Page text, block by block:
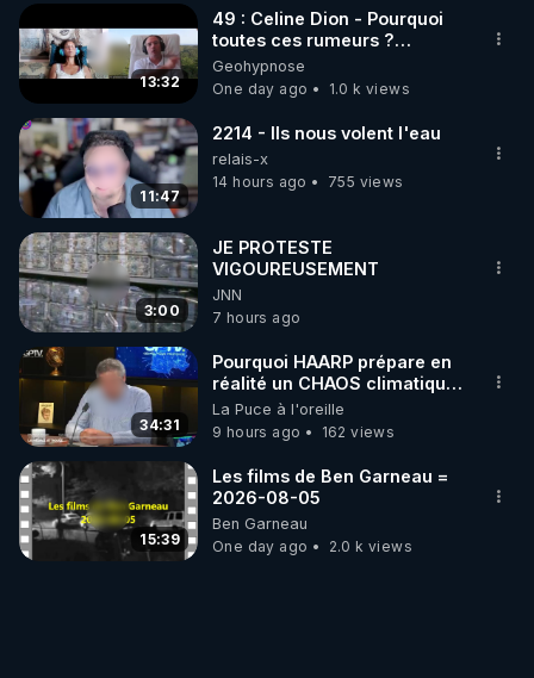
▶ 30 jours gratuit sur l’application de méditation et
de bien-être ENVOL :
Rendez-vous sur https://www.envol.app/code
le code : REGENERE
13:32
49 : Celine Dion - Pourquoi
toutes ces rumeurs ?
Enquête sous hypnose
Geohypnose
One day ago
1.0 k views
11:47
2214 - Ils nous volent l'eau
relais-x
14 hours ago
755 views
3:00
JE PROTESTE
VIGOUREUSEMENT
JNN
7 hours ago
34:31
Pourquoi HAARP prépare en
réalité un CHAOS climatique,
on répond
La Puce à l'oreille
9 hours ago
162 views
15:39
Les films de Ben Garneau =
2026-08-05
Ben Garneau
One day ago
2.0 k views